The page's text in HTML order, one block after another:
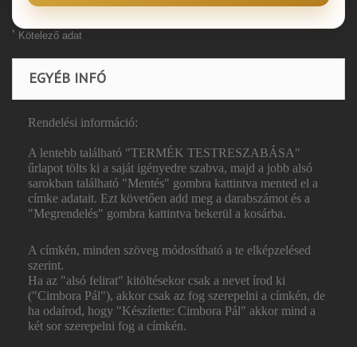
* Kötelező adat
EGYÉB INFÓ
Rendelési információ:
A lentebb található "TERMÉK TESTRESZABÁSA"
űrlapot tölts ki a saját igényedre szabva, majd a jobb alsó
sarokban található "Mentés" gombra kattintva mented el a
címke adatait. Ezt követően add meg a darabszámot és a
"Megrendelés" gombra kattintva bekerül a kosárba.
A címkén, minden szöveg módosítható a te elképzelésed
szerint.
Ha az "alsó felirat" kitöltésekor csak a nevet írod ki
("Cimbora Pál"), akkor csak az fog szerepelni a címkén, de
ha odaírod, hogy "Készítette: Cimbora Pál" akkor mind a
két sor szerepelni fog a címkén.